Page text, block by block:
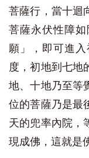
菩薩行，當十迴
菩薩永伏性障
願」，即可進
度，初地到七地
地、十地乃至等
位的菩薩乃是最
天的兜率內院，
現成佛，這就是